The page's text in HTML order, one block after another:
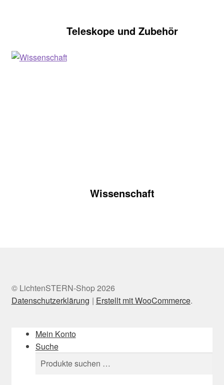
Teleskope und Zubehör
Wissenschaft
© LichtenSTERN-Shop 2026
Datenschutzerklärung
Erstellt mit WooCommerce.
Mein Konto
Suche
Suchen
Suchen